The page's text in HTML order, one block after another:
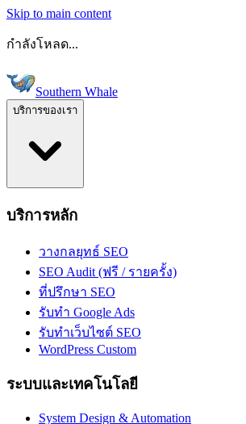
Skip to main content
กำลังโหลด...
Southern Whale
บริการของเรา
บริการหลัก
วางกลยุทธ์ SEO
SEO Audit (ฟรี / รายครั้ง)
ที่ปรึกษา SEO
รับทำ Google Ads
รับทำเว็บไซต์ SEO
WordPress Custom
ระบบและเทคโนโลยี
System Design & Automation